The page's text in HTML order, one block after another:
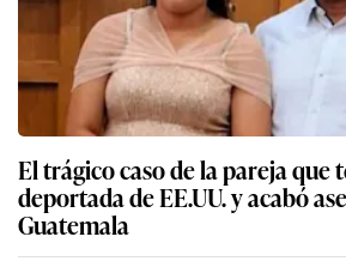
El trágico caso de la pareja que
deportada de EE.UU. y acabó
Guatemala